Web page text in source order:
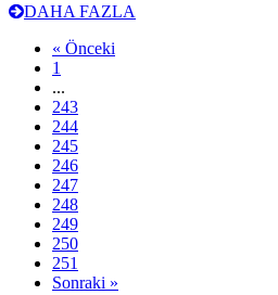
DAHA FAZLA
« Önceki
1
...
243
244
245
246
247
248
249
250
251
Sonraki »